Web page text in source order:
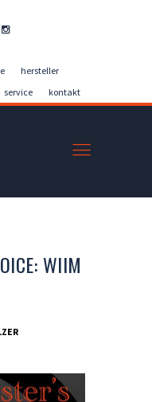
hersteller
service kontakt
WIIM